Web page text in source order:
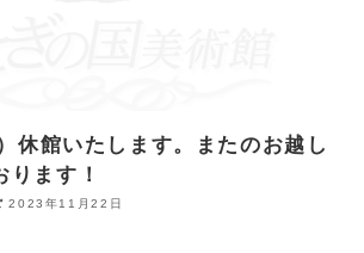
休館いたします。またのお越し
ります！
2023年11月22日